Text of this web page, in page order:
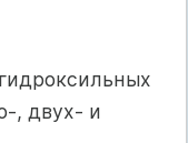
, двух- и